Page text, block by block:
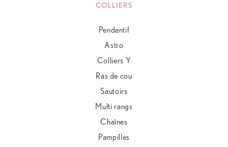
COLLIERS
Pendentif
Astro
Colliers Y
Ras de cou
Sautoirs
Multi rangs
Chaînes
Pampilles